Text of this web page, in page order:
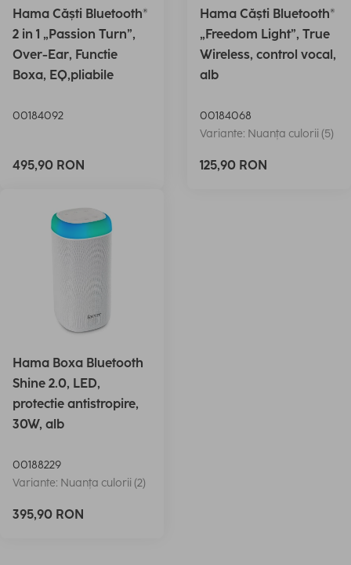
Hama Căști Bluetooth®
2 in 1 „Passion Turn”,
Over-Ear, Functie
Boxa, EQ,pliabile
00184092
495,90 RON
Hama Căști Bluetooth®
„Freedom Light”, True
Wireless, control vocal,
alb
00184068
Variante: Nuanța culorii (5)
125,90 RON
Hama Boxa Bluetooth
Shine 2.0, LED,
protectie antistropire,
30W, alb
00188229
Variante: Nuanța culorii (2)
395,90 RON